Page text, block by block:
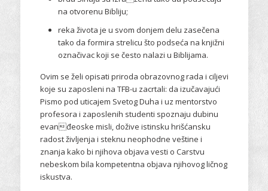
na otvorenu Bibliju;
reka života je u svom donjem delu zasečena
tako da formira strelicu što podseća na knjižni
označivac koji se često nalazi u Biblijama.
Ovim se želi opisati priroda obrazovnog rada i ciljevi
koje su zaposleni na TFB-u zacrtali: da izučavajući
Pismo pod uticajem Svetog Duha i uz mentorstvo
profesora i zaposlenih studenti spoznaju dubinu
evanđeoske misli, dožive istinsku hrišćansku
radost življenja i steknu neophodne veštine i
znanja kako bi njihova objava vesti o Carstvu
nebeskom bila kompetentna objava njihovog ličnog
iskustva.